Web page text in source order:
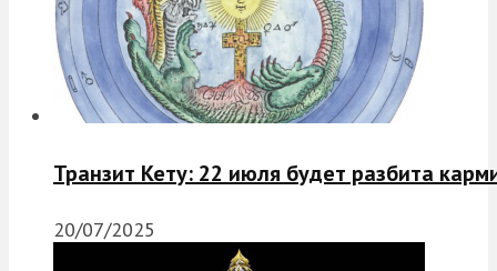
Транзит Кету: 22 июля будет разбита
20/07/2025